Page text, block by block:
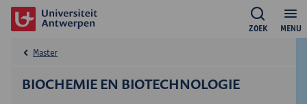
MENU
ZOEK
BIOCHEMIE EN BIOTECHNOLOGIE
Master